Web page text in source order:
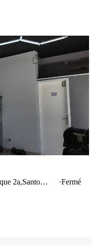
2a,Santo
·Fermé